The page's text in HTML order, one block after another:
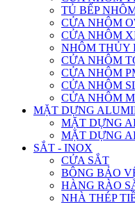
TỦ BẾP
CỬA NHÔM
CỬA NHÔM
NHÔM THỦY
CỬA NHÔM
CỬA NHÔM
CỬA NHÔM
CỬA NHÔM
MẶT DỰNG
MẶT DỰNG
MẶT DỰNG
SẮT - INOX
CỬA SẮT
BÔNG BẢO
HÀNG RÀO
NHÀ THÉP